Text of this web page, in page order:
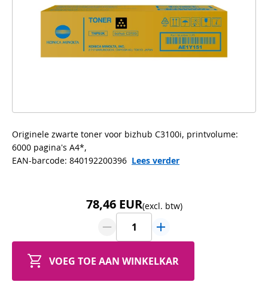
Originele zwarte toner voor bizhub C3100i, printvolume:
6000 pagina's A4*,
EAN-barcode: 840192200396 Lees verder
78,46 EUR(excl. btw)
VOEG TOE AAN WINKELKAR